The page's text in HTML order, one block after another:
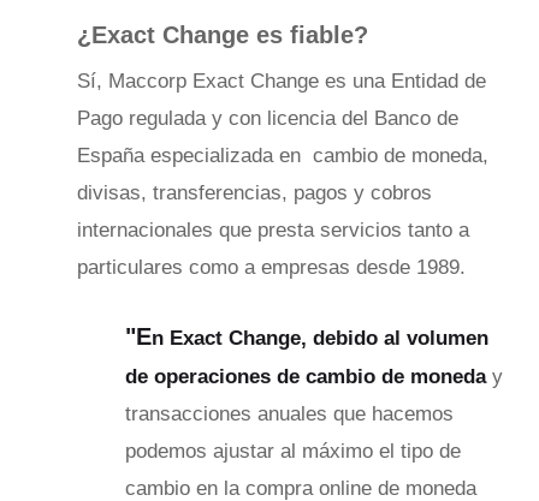
¿Exact Change es fiable?
Sí, Maccorp Exact Change es una Entidad de
Pago regulada y con licencia del Banco de
España especializada en cambio de moneda,
divisas, transferencias, pagos y cobros
internacionales que presta servicios tanto a
particulares como a empresas desde 1989.
"En Exact Change, debido al volumen
de operaciones de cambio de moneday
transacciones anuales que hacemos
podemos ajustar al máximo el tipo de
cambio en la compra online de moneda